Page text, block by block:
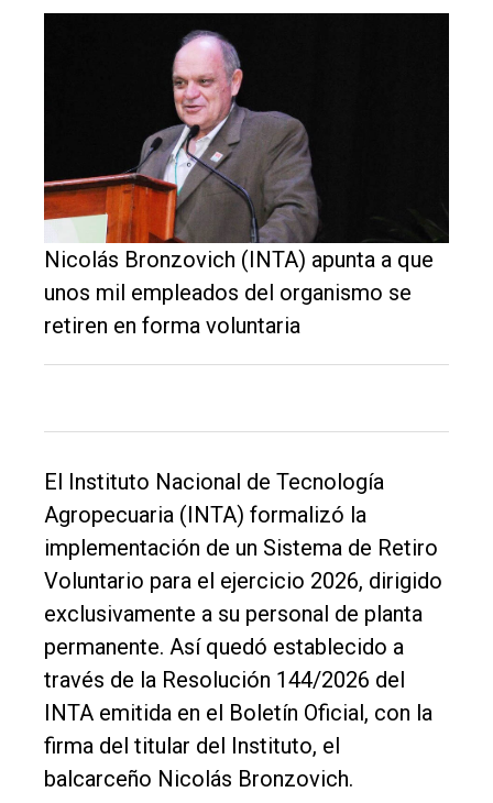
El
único
DIARIO
Balcarce
Inicio
Tendencia
Int.
General
Política
Cultura
Entrevistas
Rural
Nicolás Bronzovich (INTA) apunta a que
unos mil empleados del organismo se
retiren en forma voluntaria
El Instituto Nacional de Tecnología
Agropecuaria (INTA) formalizó la
implementación de un Sistema de Retiro
Voluntario para el ejercicio 2026, dirigido
exclusivamente a su personal de planta
permanente. Así quedó establecido a
través de la Resolución 144/2026 del
INTA emitida en el Boletín Oficial, con la
firma del titular del Instituto, el
balcarceño Nicolás Bronzovich.